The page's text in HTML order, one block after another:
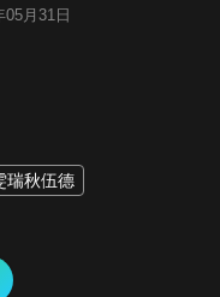
月31日
瑞秋伍德